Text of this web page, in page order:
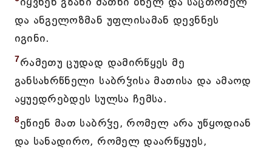
და ანგელოზმან უფლისამან დევნნეს
იგინი.
7რამეთუ ცუდად დამირწყეს მე
განსახრწნელი საბრჴისა მათისა და ამაოდ
აყუედრებდეს სულსა ჩემსა.
8ეწიენ მათ საბრჴე, რომელ არა უწყოდიან
და სანადირო, რომელ დაარწყუეს,